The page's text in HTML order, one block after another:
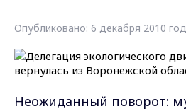
Опубликовано: 6 декабря 2010
Неожиданный поворот: